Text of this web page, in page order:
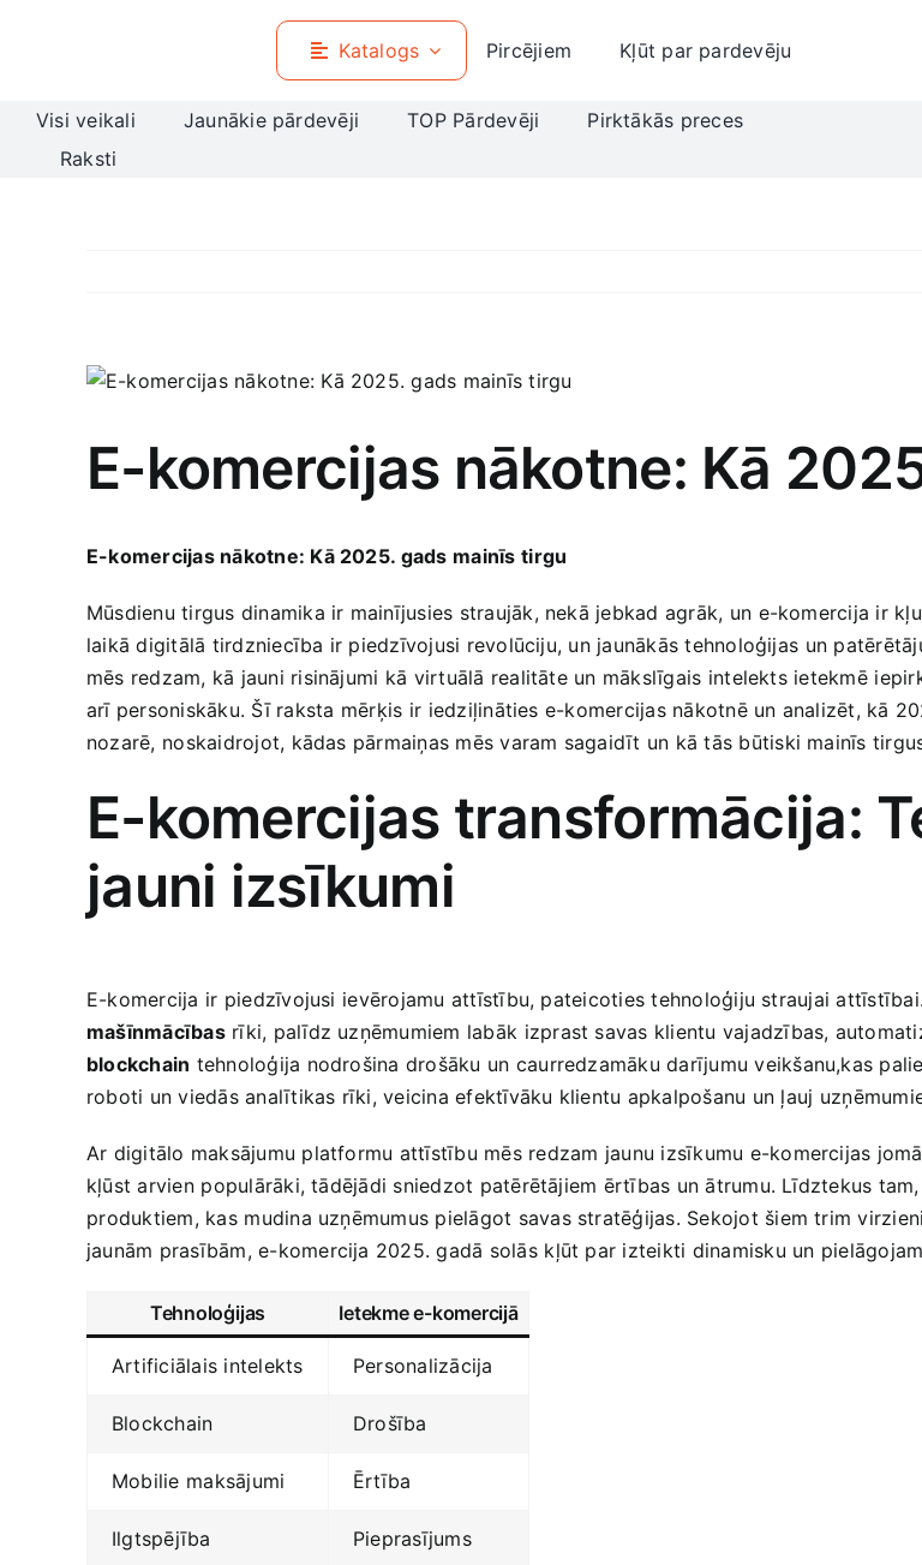
Katalogs Pircējiem Kļūt par pardevēju
Visi veikali Jaunākie pārdevēji TOP Pārdevēji
Pirktākās preces
Raksti
View
Image
E-komercijas nākotne: Kā
E-komercijas nākotne: Kā 2025.⁤ gads ⁢mainīs⁢ tirgu
Mūsdienu tirgus ‍dinamika ir mainījusies straujāk,‌ nekā ‌jebkad ‌agrāk,‍ un⁢ e-komercija ir
laikā‌ digitālā tirdzniecība ir piedzīvojusi revolūciju, un‍ jaunākās tehnoloģijas⁤ un
mēs‌ redzam, kā jauni risinājumi ⁢kā virtuālā realitāte ‍un mākslīgais⁢ intelekts ietekmē⁣
arī personiskāku. Šī raksta⁢ mērķis⁣ ir iedziļināties‍ e-komercijas nākotnē un analizēt, kā
nozarē, ⁢noskaidrojot, kādas pārmaiņas mēs varam sagaidīt un kā tās būtiski mainīs​
E-komercijas ‍transformācija:
jauni izsīkumi
E-komercija⁣ ir piedzīvojusi ⁤ievērojamu attīstību, pateicoties tehnoloģiju straujai​
mašīnmācībasrīki, palīdz uzņēmumiem labāk ⁢izprast ​savas klientu ‍vajadzības,
blockchain tehnoloģija nodrošina drošāku un ⁤caurredzamāku​ darījumu veikšanu,kas‌
roboti‌ un viedās analītikas rīki, veicina efektīvāku klientu apkalpošanu⁣ un ļauj
Ar digitālo maksājumu platformu attīstību mēs redzam⁣ jaunu izsīkumu e-komercijas
kļūst ​arvien ⁢populārāki, tādējādi ‍sniedzot patērētājiem ērtības un ​ātrumu. Līdztekus
⁤produktiem, kas ⁤mudina uzņēmumus pielāgot savas stratēģijas. Sekojot šiem trim
jaunām prasībām, e-komercija 2025. gadā solās⁤ kļūt par izteikti dinamisku ⁢un
Tehnoloģijas Ietekme e-komercijā
Artificiālais intelekts Personalizācija
Blockchain Drošība
Mobilie ⁤maksājumi Ērtība
Ilgtspējība Pieprasījums